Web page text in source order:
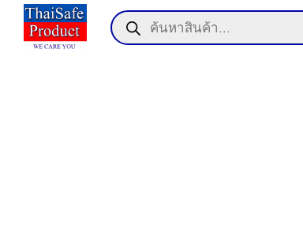
Skip
content
Products
search